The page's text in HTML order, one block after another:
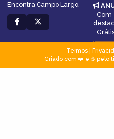
Encontra Campo Largo.
Com
Grátis
Termos|
Criado com ❤️ e ☕ pelo